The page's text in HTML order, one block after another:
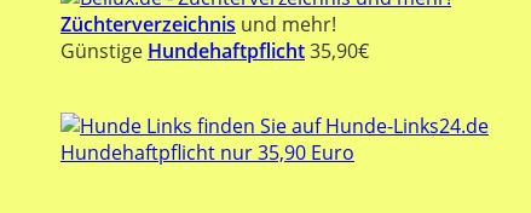
Züchterverzeichnis und mehr!
Günstige Hundehaftpflicht35,90€
Hundehaftpflicht nur 35,90 Euro